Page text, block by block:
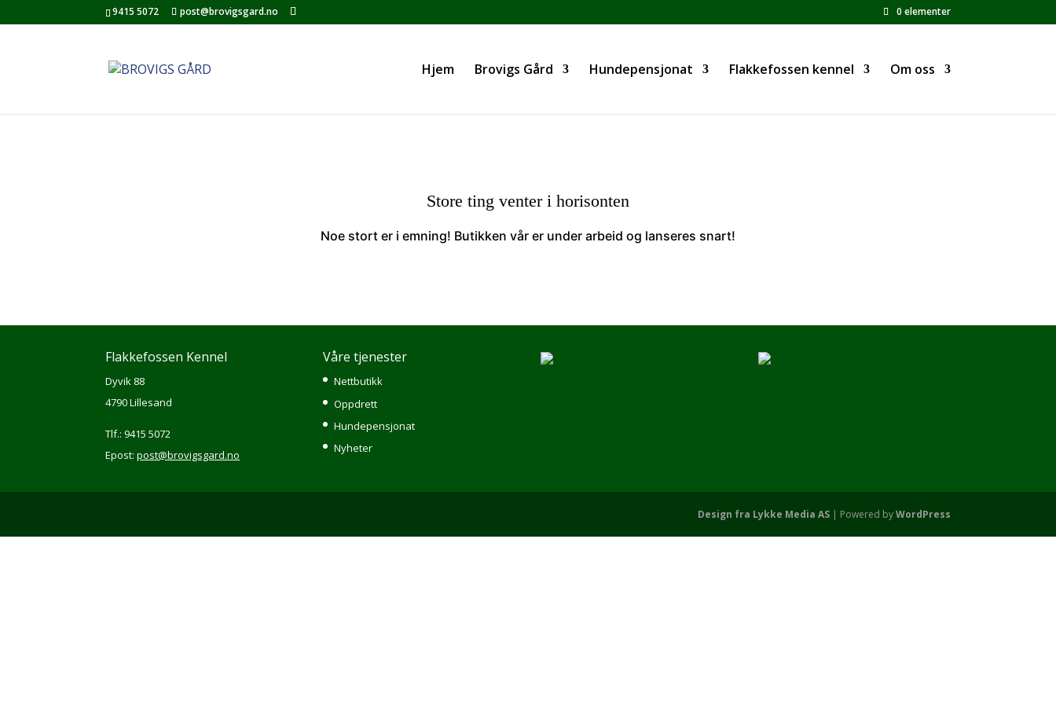
9415 5072 post@brovigsgard.no 0 elementer
Hjem Brovigs Gård Hundepensjonat Flakkefossen kennel Om oss
Store ting venter i horisonten
Noe stort er i emning! Butikken vår er under arbeid og lanseres snart!
Flakkefossen Kennel
Dyvik 88
4790 Lillesand
Tlf.: 9415 5072
Epost:post@brovigsgard.no
Våre tjenester
Nettbutikk
Oppdrett
Hundepensjonat
Nyheter
Design fra Lykke Media AS| Powered byWordPress